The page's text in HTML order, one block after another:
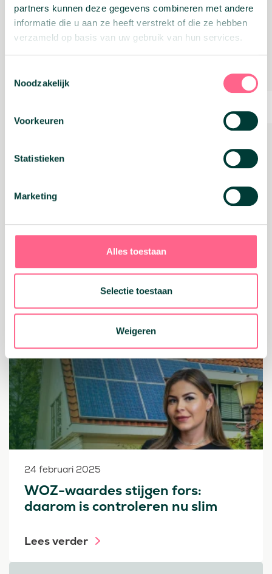
partners kunnen deze gegevens combineren met andere
informatie die u aan ze heeft verstrekt of die ze hebben
verzameld op basis van uw gebruik van hun services.
Noodzakelijk
Voorkeuren
Statistieken
Marketing
Alles toestaan
Selectie toestaan
Weigeren
04 maart 2025
Inkomstenbelasting 2024: de 6
Lees verder
24 februari 2025
WOZ-waardes stijgen fors:
daarom is controleren nu slim
Lees verder